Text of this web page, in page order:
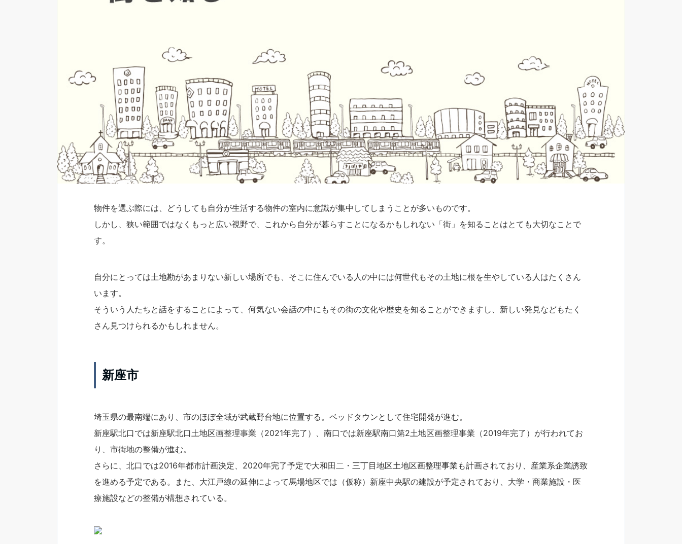
物件を選ぶ際には、どうしても自分が生活する物件の室内に意識が集中してしまうことが多いものです。
しかし、狭い範囲ではなくもっと広い視野で、これから自分が暮らすことになるかもしれない「街」を知ることはとても大切なことで
す。
自分にとっては土地勘があまりない新しい場所でも、そこに住んでいる人の中には何世代もその土地に根を生やしている人はたくさん
います。
そういう人たちと話をすることによって、何気ない会話の中にもその街の文化や歴史を知ることができますし、新しい発見などもたく
さん見つけられるかもしれません。
新座市
埼玉県の最南端にあり、市のほぼ全域が武蔵野台地に位置する。ベッドタウンとして住宅開発が進む。
新座駅北口では新座駅北口土地区画整理事業（2021年完了）、南口では新座駅南口第2土地区画整理事業（2019年完了）が行われてお
り、市街地の整備が進む。
さらに、北口では2016年都市計画決定、2020年完了予定で大和田二・三丁目地区土地区画整理事業も計画されており、産業系企業誘致
を進める予定である。また、大江戸線の延伸によって馬場地区では（仮称）新座中央駅の建設が予定されており、大学・商業施設・医
療施設などの整備が構想されている。